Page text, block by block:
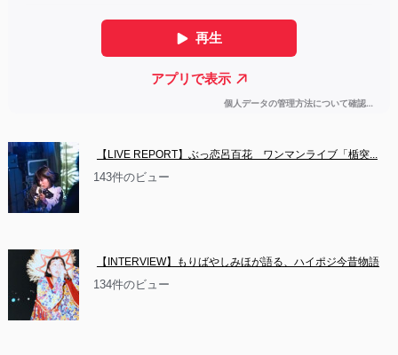
【LIVE REPORT】ぶっ恋呂百花　ワンマンライブ「楯突...
143件のビュー
【INTERVIEW】もりばやしみほが語る、ハイポジ今昔物語
134件のビュー